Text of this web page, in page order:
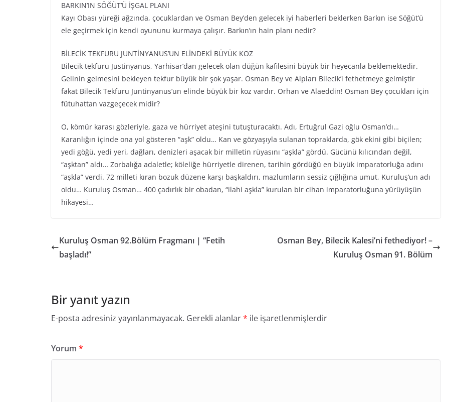
BARKIN’IN SÖĞÜT’Ü İŞGAL PLANI
Kayı Obası yüreği ağzında, çocuklardan ve Osman Bey’den gelecek iyi haberleri beklerken Barkın ise Söğüt’ü
ele geçirmek için kendi oyununu kurmaya çalışır. Barkın’ın hain planı nedir?
BİLECİK TEKFURU JUNTİNYANUS’UN ELİNDEKİ BÜYÜK KOZ
Bilecik tekfuru Justinyanus, Yarhisar’dan gelecek olan düğün kafilesini büyük bir heyecanla beklemektedir.
Gelinin gelmesini bekleyen tekfur büyük bir şok yaşar. Osman Bey ve Alpları Bilecik’i fethetmeye gelmiştir
fakat Bilecik Tekfuru Juntinyanus’un elinde büyük bir koz vardır. Orhan ve Alaeddin! Osman Bey çocukları için
fütuhattan vazgeçecek midir?
O, kömür karası gözleriyle, gaza ve hürriyet ateşini tutuşturacaktı. Adı, Ertuğrul Gazi oğlu Osman’dı…
Karanlığın içinde ona yol gösteren “aşk” oldu… Kan ve gözyaşıyla sulanan topraklarda, gök ekini gibi biçilen;
yedi göğü, yedi yeri, dağları, denizleri aşacak bir milletin rüyasını “aşkla” gördü. Gücünü kılıcından değil,
“aşktan” aldı… Zorbalığa adaletle; köleliğe hürriyetle direnen, tarihin gördüğü en büyük imparatorluğa adını
“aşkla” verdi. 72 milleti kıran bozuk düzene karşı başkaldırı, mazlumların sessiz çığlığına umut, Kuruluş’un adı
oldu… Kuruluş Osman… 400 çadırlık bir obadan, “ilahi aşkla” kurulan bir cihan imparatorluğuna yürüyüşün
hikayesi…
Kuruluş Osman 92.Bölüm Fragmanı | “Fetih
başladı!”
Osman Bey, Bilecik Kalesi’ni fethediyor! –
Kuruluş Osman 91. Bölüm
Bir yanıt yazın
E-posta adresiniz yayınlanmayacak. Gerekli alanlar* ile işaretlenmişlerdir
Yorum *